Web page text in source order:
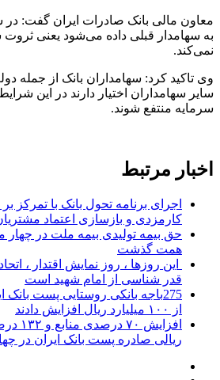
معاون مالی بانک صادرات ایران گفت:
به سهامدار قبلی داده می‌شود یعنی ثروت
نمی‌کند.
وی تاکید کرد: سهامداران بانک از جمله
سایر سهامداران اختیار دارند در این
سرمایه منتفع شوند.
اخبار مرتبط
اجرای برنامه تحول بانک با تمرکز بر
کارمزدی و بازسازی اعتماد
همت گذشت
این روزها ، روز نمایش اقتدار ،
قدر شناسی از امام شهید است
275باجه بانکی روستایی پست
از ۱۰۰ میلیارد ریال افزایش دادند
ریالی صادره پست بانک ایران در